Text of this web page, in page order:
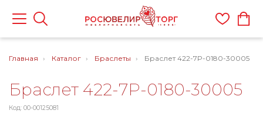
Главная Каталог Браслеты Браслет 422-7P-0180-30005
Браслет 422-7P-0180-30005
Код: 00-00125081